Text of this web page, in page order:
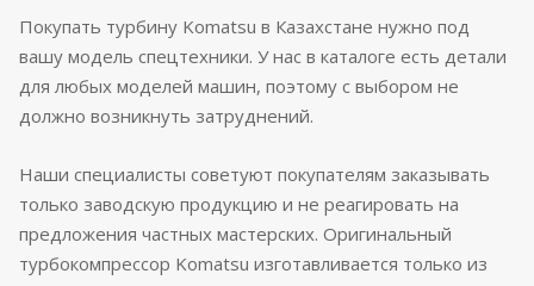
Покупать турбину Komatsu в Казахстане нужно под
вашу модель спецтехники. У нас в каталоге есть детали
для любых моделей машин, поэтому с выбором не
должно возникнуть затруднений.
Наши специалисты советуют покупателям заказывать
только заводскую продукцию и не реагировать на
предложения частных мастерских. Оригинальный
турбокомпрессор Komatsu изготавливается только из